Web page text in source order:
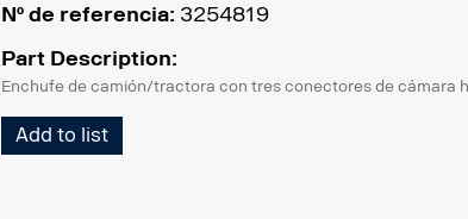
Nº de referencia: 3254819
Part Description:
Enchufe de camión/tractora con tres conectores de cámara
Add to list